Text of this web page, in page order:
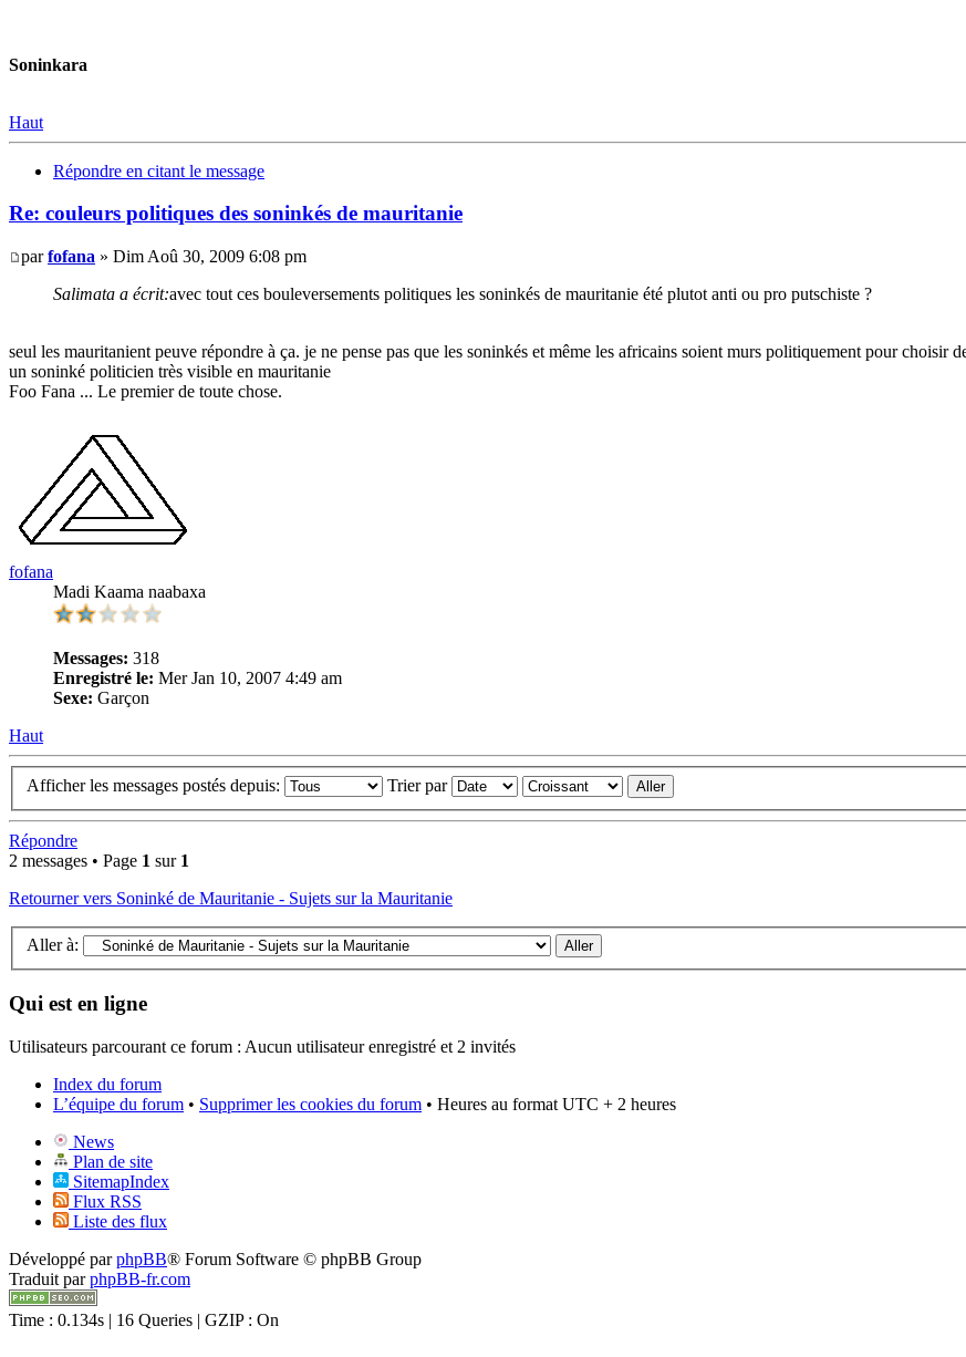
Soninkara
Haut
Répondre en citant le message
Re: couleurs politiques des soninkés de mauritanie
parfofana » Dim Aoû 30, 2009 6:08 pm
Salimata a écrit:avec tout ces bouleversements politiques les soninkés de mauritanie été plutot anti ou pro putschiste ?
seul les mauritanient peuve répondre à ça. je ne pense pas que les soninkés et même les africains soient murs politiquement pour choisir
un soninké politicien très visible en mauritanie
Foo Fana ... Le premier de toute chose.
fofana
Madi Kaama naabaxa
Messages: 318
Enregistré le: Mer Jan 10, 2007 4:49 am
Sexe: Garçon
Haut
Afficher les messages postés depuis: Trier par
Répondre
2 messages • Page 1 sur 1
Retourner vers Soninké de Mauritanie - Sujets sur la Mauritanie
Aller à:
Qui est en ligne
Utilisateurs parcourant ce forum : Aucun utilisateur enregistré et 2 invités
Index du forum
L’équipe du forum • Supprimer les cookies du forum • Heures au format UTC + 2 heures
News
Plan de site
SitemapIndex
Flux RSS
Liste des flux
Développé parphpBB® Forum Software © phpBB Group
Traduit parphpBB-fr.com
Time : 0.134s | 16 Queries | GZIP : On